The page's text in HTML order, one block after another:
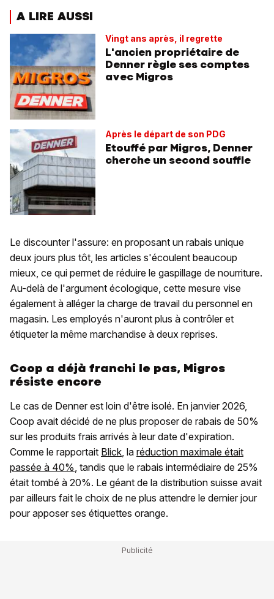
A LIRE AUSSI
Vingt ans après, il regrette
L'ancien propriétaire de
Denner règle ses comptes
avec Migros
Après le départ de son PDG
Etouffé par Migros, Denner
cherche un second souffle
Le discounter l'assure: en proposant un rabais unique
deux jours plus tôt, les articles s'écoulent beaucoup
mieux, ce qui permet de réduire le gaspillage de nourriture.
Au-delà de l'argument écologique, cette mesure vise
également à alléger la charge de travail du personnel en
magasin. Les employés n'auront plus à contrôler et
étiqueter la même marchandise à deux reprises.
Coop a déjà franchi le pas, Migros
résiste encore
Le cas de Denner est loin d'être isolé. En janvier 2026,
Coop avait décidé de ne plus proposer de rabais de 50%
sur les produits frais arrivés à leur date d'expiration.
Comme le rapportait Blick , la réduction maximale était
passée à 40% , tandis que le rabais intermédiaire de 25%
était tombé à 20%. Le géant de la distribution suisse avait
par ailleurs fait le choix de ne plus attendre le dernier jour
pour apposer ses étiquettes orange.